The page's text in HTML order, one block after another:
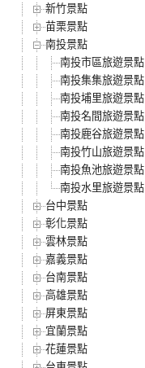
新竹景點
苗栗景點
南投景點
南投市區旅遊景點
南投集集旅遊景點
南投埔里旅遊景點
南投名間旅遊景點
南投鹿谷旅遊景點
南投竹山旅遊景點
南投魚池旅遊景點
南投水里旅遊景點
台中景點
彰化景點
雲林景點
嘉義景點
台南景點
高雄景點
屏東景點
宜蘭景點
花蓮景點